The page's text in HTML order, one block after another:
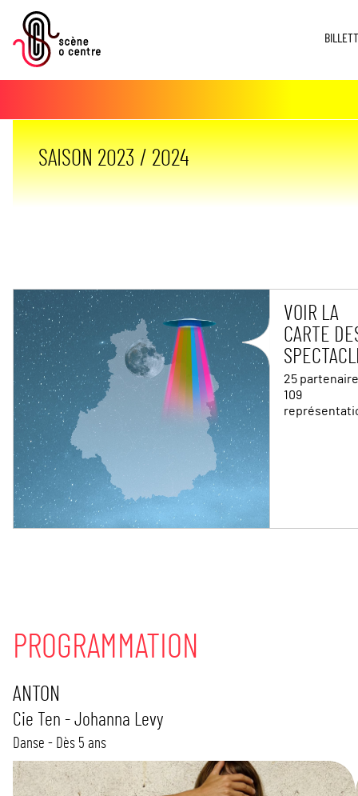
SAISON 2023 / 2024
VOIR LA
CARTE
25
109
PROGRAMMATION
ANTON
Cie Ten - Johanna Levy
Danse - Dès 5 ans